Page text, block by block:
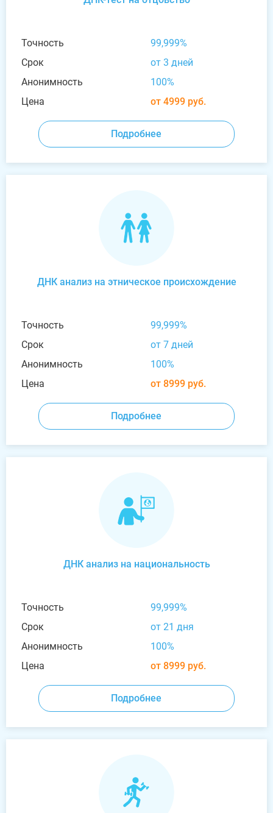
Точность
99,999%
Срок
от 3 дней
Анонимность
100%
Цена
от 4999 руб.
Подробнее
ДНК анализ на этническое происхождение
Точность
99,999%
Срок
от 7 дней
Анонимность
100%
Цена
от 8999 руб.
Подробнее
ДНК анализ на национальность
Точность
99,999%
Срок
от 21 дня
Анонимность
100%
Цена
от 8999 руб.
Подробнее